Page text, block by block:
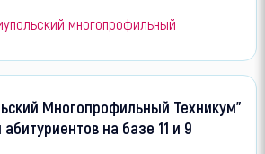
многопрофильный
Многопрофильный Техникум"
на базе 11 и 9